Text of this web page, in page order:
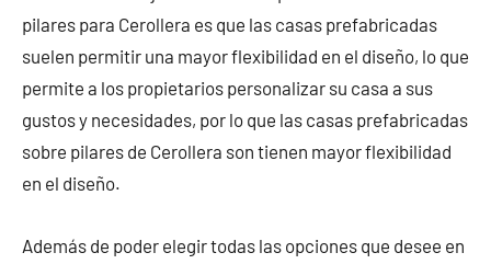
pilares para Cerollera es que las casas prefabricadas
suelen permitir una mayor flexibilidad en el diseño, lo que
permite a los propietarios personalizar su casa a sus
gustos y necesidades, por lo que las casas prefabricadas
sobre pilares de Cerollera son tienen mayor flexibilidad
en el diseño.
Además de poder elegir todas las opciones que desee en